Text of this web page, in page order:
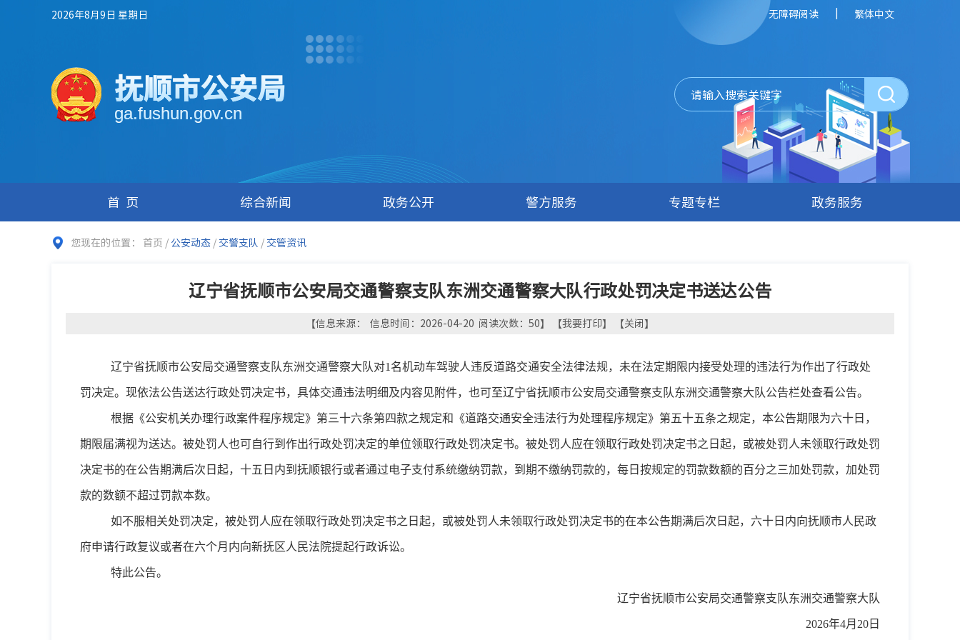
2026年8月9日 星期日 无障碍阅读 | 繁体中文
抚顺市公安局
ga.fushun.gov.cn
首页 综合新闻 政务公开 警方服务 专题专栏 政务服务
您现在的位置： 首页 / 公安动态 / 交警支队 / 交管资讯
辽宁省抚顺市公安局交通警察支队东洲交通警察大队行政处罚决定书送达公告
【信息来源： 信息时间：2026-04-20 阅读次数： 50】 【我要打印】 【关闭】
辽宁省抚顺市公安局交通警察支队东洲交通警察大队对1 名机动车驾驶人违反道路交通安全法律法规，未在法定期限内接受处理的违法行为作出了行政处
罚决定。现依法公告送达行政处罚决定书，具体交通违法明细及内容见附件，也可至辽宁省抚顺市公安局交通警察支队东洲交通警察大队公告栏处查看公告。
根据《公安机关办理行政案件程序规定》第三十六条第四款之规定和《道路交通安全违法行为处理程序规定》第五十五条之规定，本公告期限为六十日，
期限届满视为送达。被处罚人也可自行到作出行政处罚决定的单位领取行政处罚决定书。被处罚人应在领取行政处罚决定书之日起，或被处罚人未领取行政处罚
决定书的在公告期满后次日起，十五日内到抚顺银行或者通过电子支付系统缴纳罚款，到期不缴纳罚款的，每日按规定的罚款数额的百分之三加处罚款，加处罚
款的数额不超过罚款本数。
如不服相关处罚决定，被处罚人应在领取行政处罚决定书之日起，或被处罚人未领取行政处罚决定书的在本公告期满后次日起，六十日内向抚顺市人民政
府申请行政复议或者在六个月内向新抚区人民法院提起行政诉讼。
特此公告。
辽宁省抚顺市公安局交通警察支队东洲交通警察大队
2026年4月 20 日